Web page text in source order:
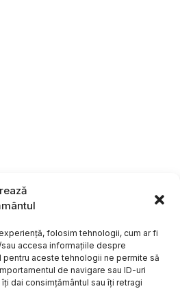
folosim tehnologii, cum ar fi
accesa informațiile despre
aceste tehnologii ne permite să
de navigare sau ID-uri
dai consimțământul sau îți retragi